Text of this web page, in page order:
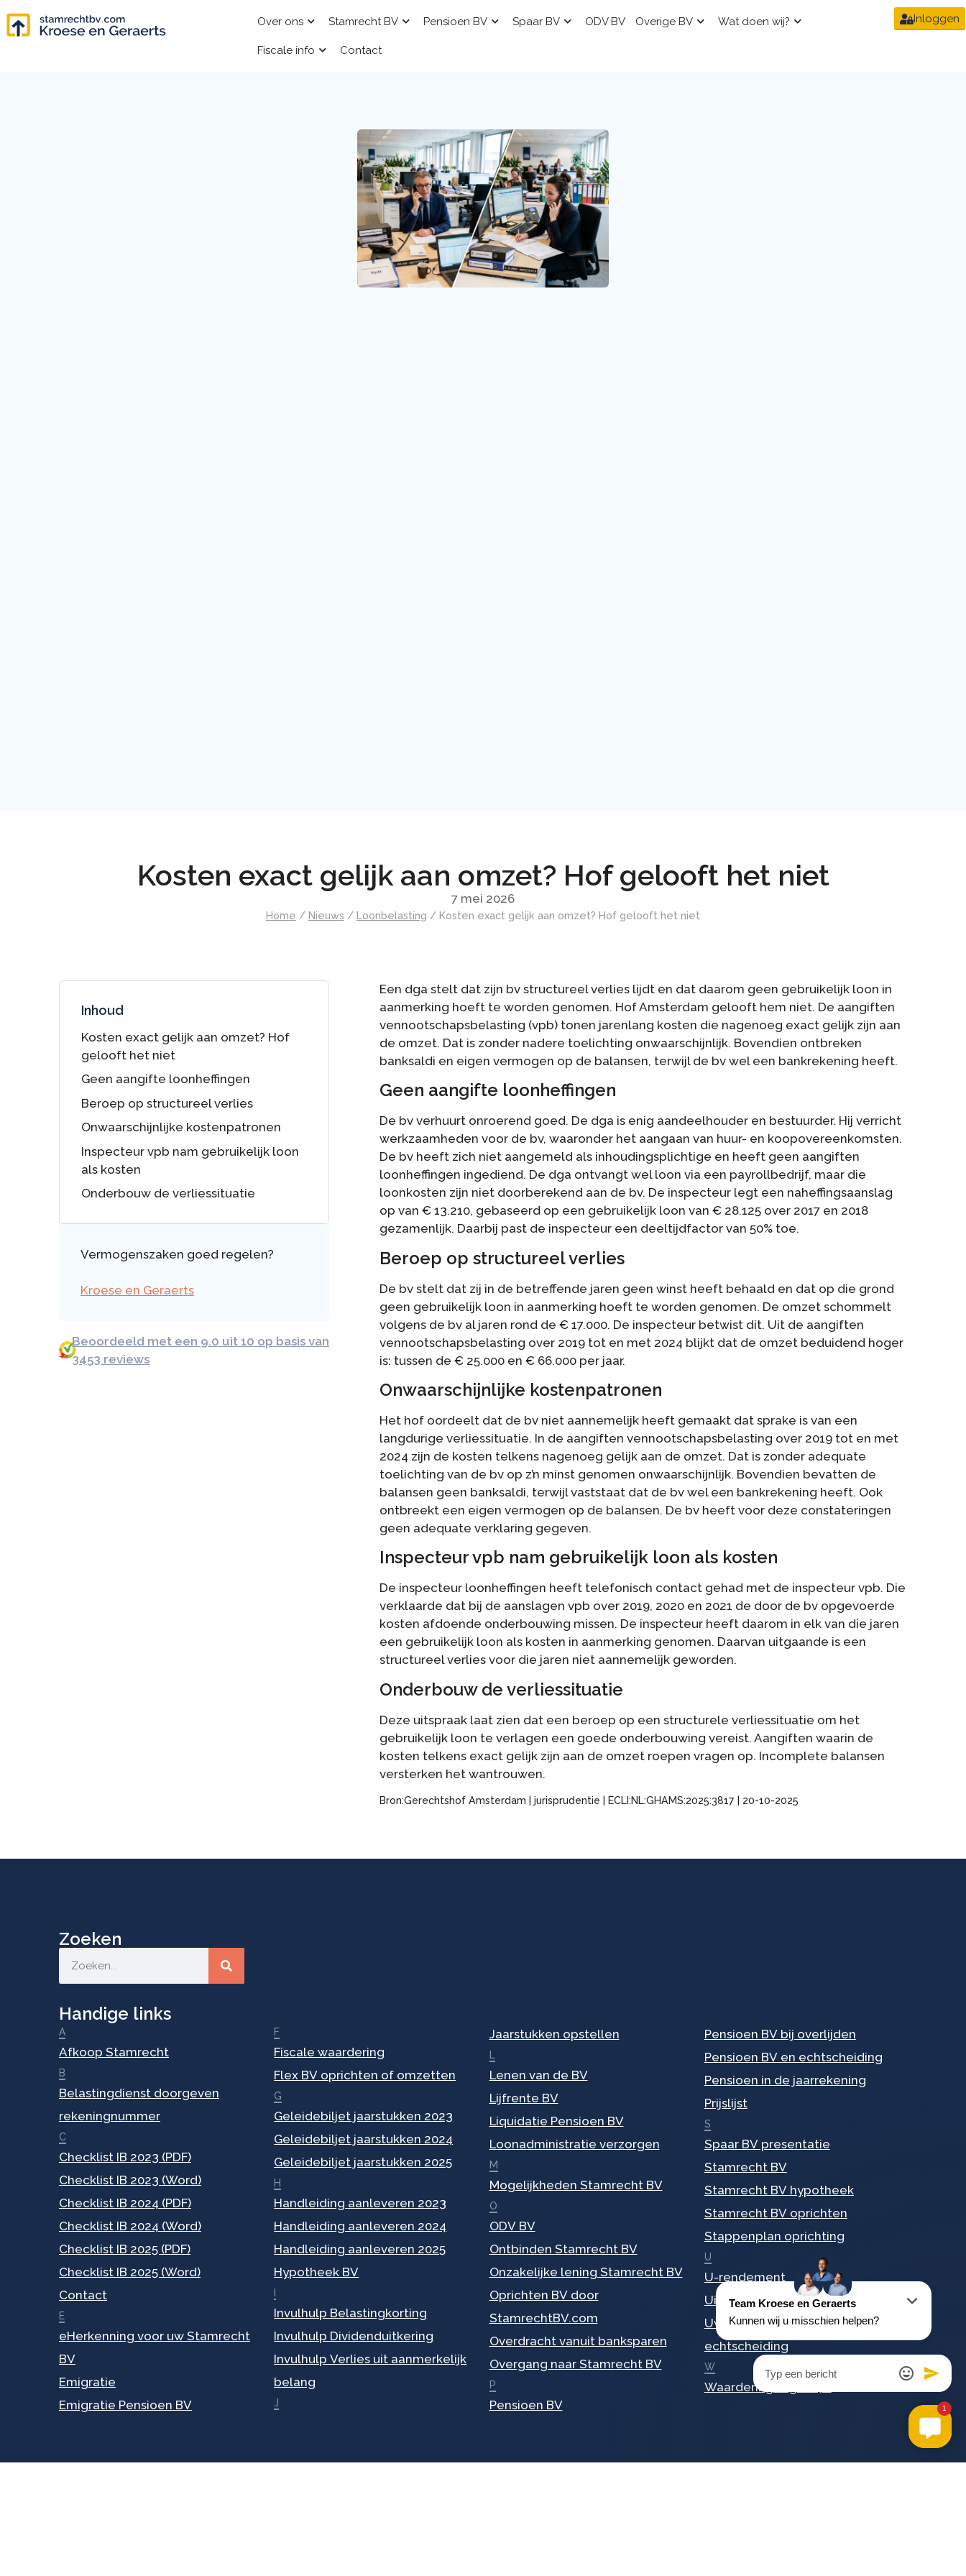
Over ons Stamrecht BV Pensioen BV Spaar BV ODV BV Overige BV Wat doen wij?
Fiscale info Contact
Inloggen
Kosten exact gelijk aan omzet? Hof gelooft het niet
7 mei 2026
Home / Nieuws / Loonbelasting / Kosten exact gelijk aan omzet? Hof gelooft het niet
Inhoud
Kosten exact gelijk aan omzet? Hof
gelooft het niet
Geen aangifte loonheffingen
Beroep op structureel verlies
Onwaarschijnlijke kostenpatronen
Inspecteur vpb nam gebruikelijk loon
als kosten
Onderbouw de verliessituatie
Vermogenszaken goed regelen?
Kroese en Geraerts
Beoordeeld met een 9.0 uit 10 op basis van
3453 reviews
Een dga stelt dat zijn bv structureel verlies lijdt en dat daarom geen gebruikelijk loon in
aanmerking hoeft te worden genomen. Hof Amsterdam gelooft hem niet. De aangiften
vennootschapsbelasting (vpb) tonen jarenlang kosten die nagenoeg exact gelijk zijn aan
de omzet. Dat is zonder nadere toelichting onwaarschijnlijk. Bovendien ontbreken
banksaldi en eigen vermogen op de balansen, terwijl de bv wel een bankrekening heeft.
Geen aangifte loonheffingen
De bv verhuurt onroerend goed. De dga is enig aandeelhouder en bestuurder. Hij verricht
werkzaamheden voor de bv, waaronder het aangaan van huur- en koopovereenkomsten.
De bv heeft zich niet aangemeld als inhoudingsplichtige en heeft geen aangiften
loonheffingen ingediend. De dga ontvangt wel loon via een payrollbedrijf, maar die
loonkosten zijn niet doorberekend aan de bv. De inspecteur legt een naheffingsaanslag
op van € 13.210, gebaseerd op een gebruikelijk loon van € 28.125 over 2017 en 2018
gezamenlijk. Daarbij past de inspecteur een deeltijdfactor van 50% toe.
Beroep op structureel verlies
De bv stelt dat zij in de betreffende jaren geen winst heeft behaald en dat op die grond
geen gebruikelijk loon in aanmerking hoeft te worden genomen. De omzet schommelt
volgens de bv al jaren rond de € 17.000. De inspecteur betwist dit. Uit de aangiften
vennootschapsbelasting over 2019 tot en met 2024 blijkt dat de omzet beduidend hoger
is: tussen de € 25.000 en € 66.000 per jaar.
Onwaarschijnlijke kostenpatronen
Het hof oordeelt dat de bv niet aannemelijk heeft gemaakt dat sprake is van een
langdurige verliessituatie. In de aangiften vennootschapsbelasting over 2019 tot en met
2024 zijn de kosten telkens nagenoeg gelijk aan de omzet. Dat is zonder adequate
toelichting van de bv op z’n minst genomen onwaarschijnlijk. Bovendien bevatten de
balansen geen banksaldi, terwijl vaststaat dat de bv wel een bankrekening heeft. Ook
ontbreekt een eigen vermogen op de balansen. De bv heeft voor deze constateringen
geen adequate verklaring gegeven.
Inspecteur vpb nam gebruikelijk loon als kosten
De inspecteur loonheffingen heeft telefonisch contact gehad met de inspecteur vpb. Die
verklaarde dat bij de aanslagen vpb over 2019, 2020 en 2021 de door de bv opgevoerde
kosten afdoende onderbouwing missen. De inspecteur heeft daarom in elk van die jaren
een gebruikelijk loon als kosten in aanmerking genomen. Daarvan uitgaande is een
structureel verlies voor die jaren niet aannemelijk geworden.
Onderbouw de verliessituatie
Deze uitspraak laat zien dat een beroep op een structurele verliessituatie om het
gebruikelijk loon te verlagen een goede onderbouwing vereist. Aangiften waarin de
kosten telkens exact gelijk zijn aan de omzet roepen vragen op. Incomplete balansen
versterken het wantrouwen.
Bron:Gerechtshof Amsterdam | jurisprudentie | ECLI:NL:GHAMS:2025:3817 | 20-10-2025
Zoeken
Handige links
A
Afkoop Stamrecht
B
Belastingdienst doorgeven
rekeningnummer
C
Checklist IB 2023 (PDF)
Checklist IB 2023 (Word)
Checklist IB 2024 (PDF)
Checklist IB 2024 (Word)
Checklist IB 2025 (PDF)
Checklist IB 2025 (Word)
Contact
E
eHerkenning voor uw Stamrecht
BV
Emigratie
Emigratie Pensioen BV
F
Fiscale waardering
Flex BV oprichten of omzetten
G
Geleidebiljet jaarstukken 2023
Geleidebiljet jaarstukken 2024
Geleidebiljet jaarstukken 2025
H
Handleiding aanleveren 2023
Handleiding aanleveren 2024
Handleiding aanleveren 2025
Hypotheek BV
Invulhulp Belastingkorting
Invulhulp Dividenduitkering
Invulhulp Verlies uit aanmerkelijk
belang
J
Jaarstukken opstellen
Lenen van de BV
Lijfrente BV
Liquidatie Pensioen BV
Loonadministratie verzorgen
M
Mogelijkheden Stamrecht BV
O
ODV BV
Ontbinden Stamrecht BV
Onzakelijke lening Stamrecht BV
Oprichten BV door
StamrechtBV.com
Overdracht vanuit banksparen
Overgang naar Stamrecht BV
P
Pensioen BV
Pensioen BV bij overlijden
Pensioen BV en echtscheiding
Pensioen in de jaarrekening
Prijslijst
S
Spaar BV presentatie
Stamrecht BV
Stamrecht BV hypotheek
Stamrecht BV oprichten
Stappenplan oprichting
U
U-rendement
Uitkeren van dividend
Uw Stamrecht BV en
echtscheiding
W
Waardering tegen 4%